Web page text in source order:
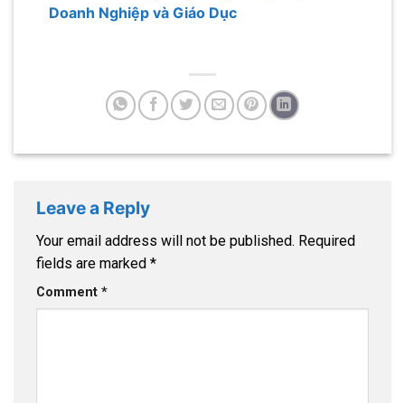
Doanh Nghiệp và Giáo Dục
Leave a Reply
Your email address will not be published. Required
fields are marked *
Comment *